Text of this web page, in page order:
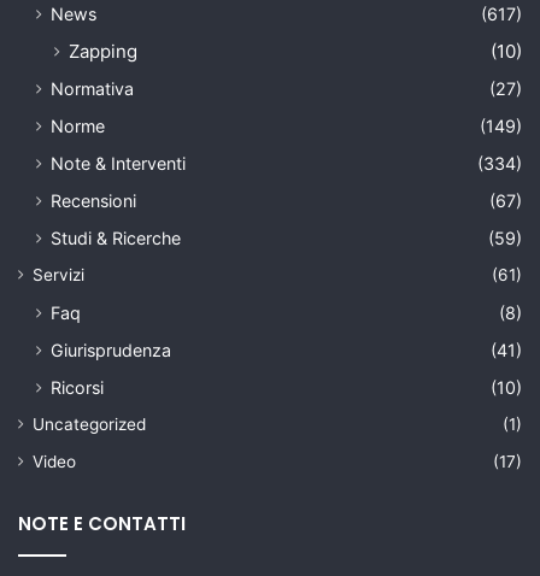
News
(617)
Zapping (10)
Normativa
(27)
Norme
(149)
Note & Interventi
(334)
Recensioni
(67)
Studi & Ricerche
(59)
Servizi (61)
Faq
(8)
Giurisprudenza
(41)
Ricorsi
(10)
Uncategorized
(1)
Video
(17)
NOTE E CONTATTI